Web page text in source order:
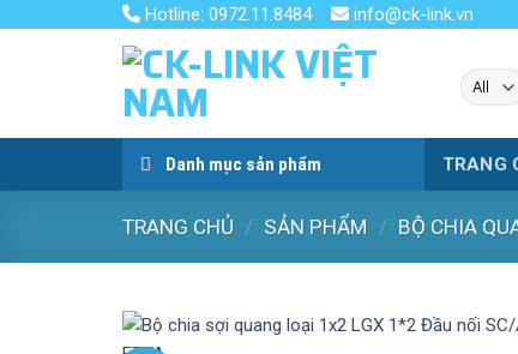
Hotline: 0972.11.8484 info@ck-link.vn
Danh mục sản phẩm TRANG
TRANG CHỦ / SẢN PHẨM / BỘ CHIA